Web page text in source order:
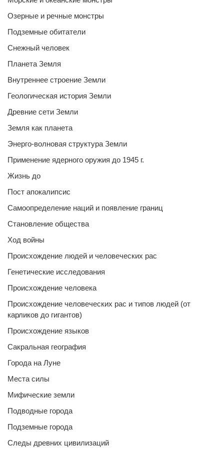
Озерные и речные монстры
Подземные обитатели
Снежный человек
Планета Земля
Внутреннее строение Земли
Геологическая история Земли
Древние сети Земли
Земля как планета
Энерго-волновая структура Земли
Применение ядерного оружия до 1945 г.
Жизнь до
Пост апокалипсис
Самоопределение наций и появление границ
Становление общества
Ход войны
Происхождение людей и человеческих рас
Генетические исследования
Происхождение человека
Происхождение человеческих рас и типов людей (от
карликов до гигантов)
Происхождение языков
Сакральная география
Города на Луне
Места силы
Мифические земли
Подводные города
Подземные города
Следы древних цивилизаций